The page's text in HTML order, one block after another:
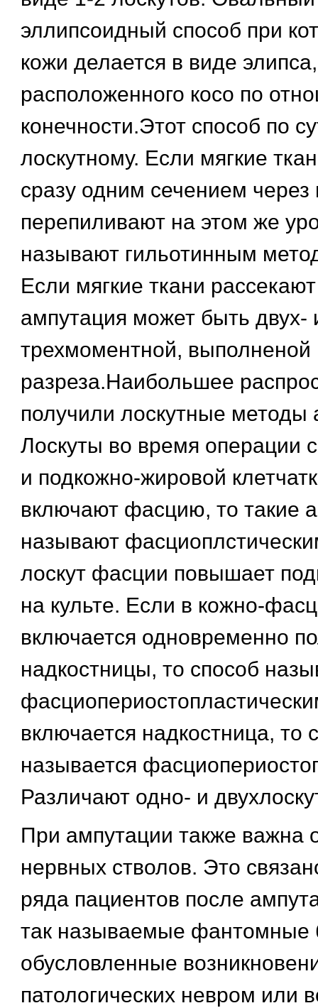
эллипсоидный способ при
кожи делается в виде
расположенного косо по
конечности.Этот способ по
лоскутному. Если мягкие
сразу одним сечением через
перепиливают на этом же
называют гильотинным
Если мягкие ткани
ампутация может быть двух-
трехмоментной, выполненой
разреза.Наибольшее
получили лоскутные методы
Лоскуты во время операции
и подкожно-жировой
включают фасцию, то такие
называют
лоскут фасции повышает
на культе. Если в кожно-
включается одновременно
надкостницы, то способ
включается надкостница, то
называется
Различают одно- и
При ампутации также важна
нервных стволов. Это
ряда пациентов после
так называемые фантомные
обусловленные
патологических невром или